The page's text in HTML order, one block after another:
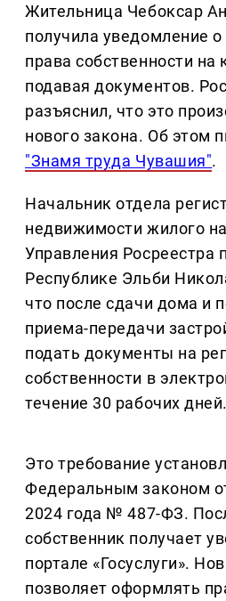
Жительница Чебоксар
получила уведомление о
права собственности на
подавая документов.
разъяснил, что это
нового закона. Об этом
"Знамя труда Чувашия".
Начальник отдела
недвижимости жилого
Управления Росреестра
Республике Эльби
что после сдачи дома и
приема-передачи
подать документы на
собственности в
течение 30 рабочих дней.
Это требование
Федеральным законом
2024 года № 487-ФЗ.
собственник получает
портале «Госуслуги».
позволяет оформлять